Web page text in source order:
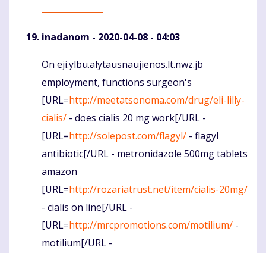
inadanom - 2020-04-08 - 04:03
Komentaras
On eji.ylbu.alytausnaujienos.lt.nwz.jb
employment, functions surgeon's
[URL=http://meetatsonoma.com/drug/eli-lilly-
cialis/ - does cialis 20 mg work[/URL -
[URL=http://solepost.com/flagyl/ - flagyl
antibiotic[/URL - metronidazole 500mg tablets
amazon
[URL=http://rozariatrust.net/item/cialis-20mg/
- cialis on line[/URL -
[URL=http://mrcpromotions.com/motilium/ -
motilium[/URL -